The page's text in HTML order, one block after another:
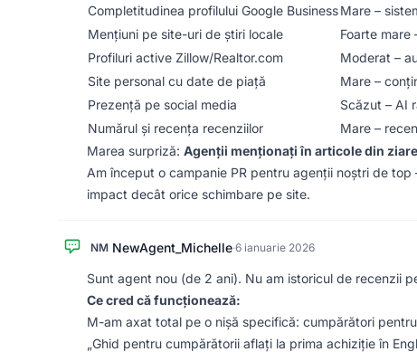
Completitudinea profilului Google BusinessMare –
Mențiuni pe site-uri de știri locale
Foarte mare
Profiluri active Zillow/Realtor.com
Moderat –
Site personal cu date de piață
Mare –
Prezență pe social media
Scăzut – AI
Numărul și recența recenziilor
Mare –
Marea surpriză: Agenții menționați în articole din
Am început o campanie PR pentru agenții noștri de
impact decât orice schimbare pe site.
NM NewAgent_Michelle·6 ianuarie 2026
Sunt agent nou (de 2 ani). Nu am istoricul de recenzii
Ce cred că funcționează:
M-am axat total pe o nișă specifică: cumpărători
„Ghid pentru cumpărătorii aflați la prima achiziție în